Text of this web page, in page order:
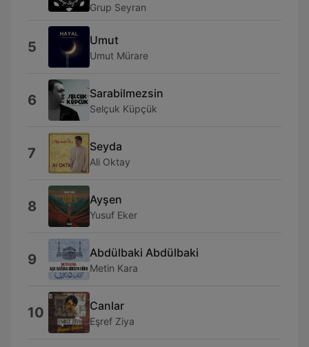
Grup Seyran
5 Umut
Umut Mürare
6 Sarabilmezsin
Selçuk Küpçük
7 Seyda
Ali Oktay
8 Ayşen
Yusuf Eker
9 Abdülbaki Abdülbaki
Metin Kara
10 Canlar
Eşref Ziya